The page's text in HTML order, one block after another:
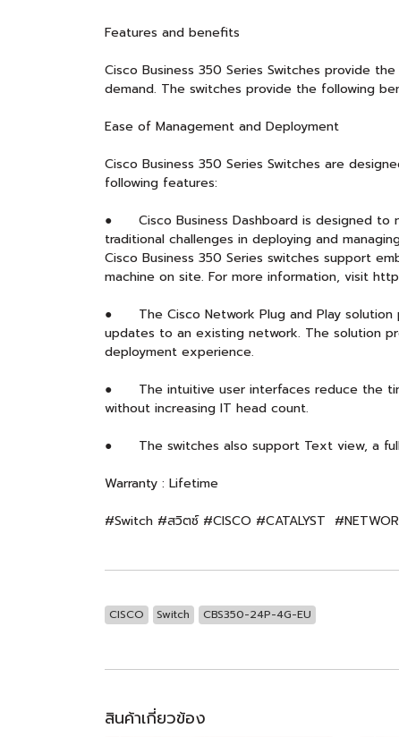
Features and benefits
Cisco Business 350 Series Switches provide
demand. The switches provide the following
Ease of Management and Deployment
Cisco Business 350 Series Switches are
following features:
● Cisco Business Dashboard is designed to
traditional challenges in deploying and
Cisco Business 350 Series switches support
machine on site. For more information, visit
● The Cisco Network Plug and Play solution
updates to an existing network. The solution
deployment experience.
● The intuitive user interfaces reduce the
without increasing IT head count.
● The switches also support Text view, a full
Warranty : Lifetime
#Switch #สวิตซ์ #CISCO #CATALYST
CISCO Switch CBS350-24P-4G-EU
สินค้าเกี่ยวข้อง